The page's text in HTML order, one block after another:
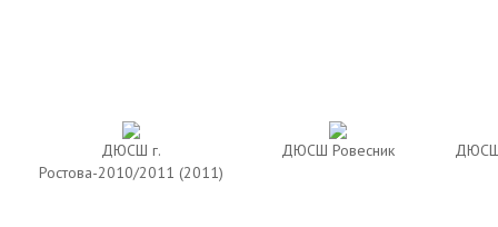
ДЮСШ г.
Ростова-2010/2011 (2011)
ДЮСШ Ровесник ДЮСШ